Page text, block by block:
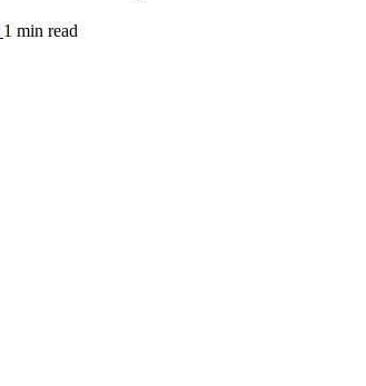
1 min read